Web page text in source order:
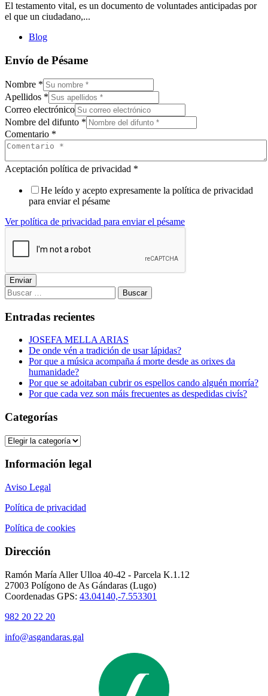
El testamento vital, es un documento de voluntades anticipadas por
el que un ciudadano,...
Blog
Envío de Pésame
Nombre *
Apellidos *
Correo electrónico
Nombre del difunto *
Comentario *
Aceptación política de privacidad *
He leído y acepto expresamente la política de privacidad
para enviar el pésame
Ver política de privacidad para enviar el pésame
Enviar
Buscar:
Entradas recientes
JOSEFA MELLA ARIAS
De onde vén a tradición de usar lápidas?
Por que a música acompaña á morte desde as orixes da
humanidade?
Por que se adoitaban cubrir os espellos cando alguén morría?
Por que cada vez son máis frecuentes as despedidas civís?
Categorías
Categorías
Información legal
Aviso Legal
Política de privacidad
Política de cookies
Dirección
Ramón María Aller Ulloa 40-42 - Parcela K.1.12
27003 Polígono de As Gándaras (Lugo)
Coordenadas GPS: 43.04140,-7.553301
982 20 22 20
info@asgandaras.gal